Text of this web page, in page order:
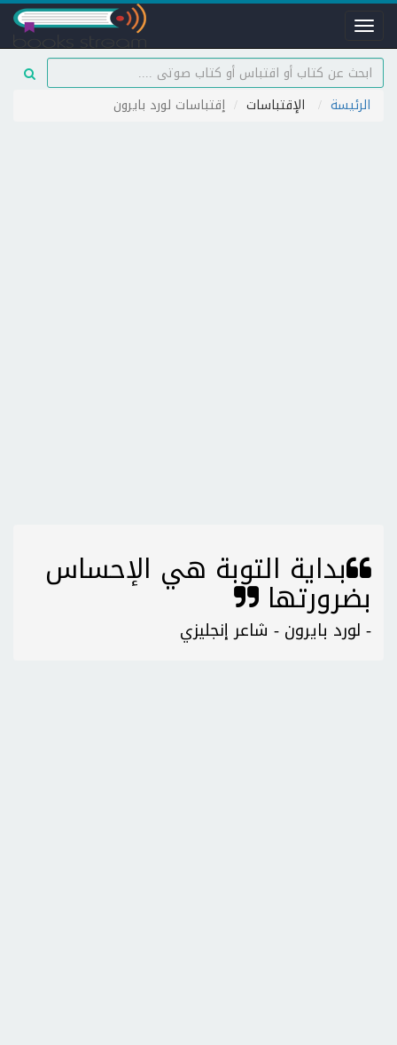
Toggle
navigation
الرئيسة الإقتباسات إقتباسات لورد بايرون
بداية التوبة هي الإحساس
بضرورتها
- لورد بايرون - شاعر إنجليزي